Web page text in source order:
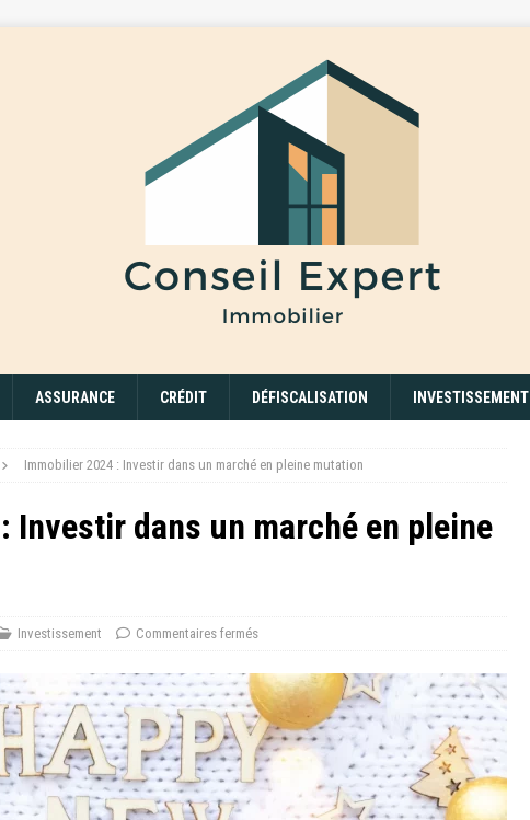
ASSURANCE CRÉDIT DÉFISCALISATION INVESTISSEMENT
Immobilier 2024 : Investir dans un marché en pleine mutation
Investir dans un marché en pleine
Investissement Commentaires fermés